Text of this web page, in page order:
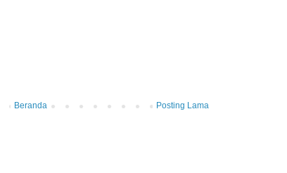
Posting Lama
Beranda